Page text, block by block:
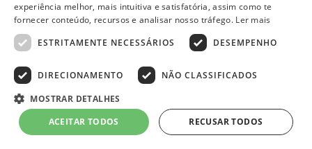
experiência melhor, mais intuitiva e satisfatória, assim como te
fornecer conteúdo, recursos e analisar nosso tráfego. Ler mais
ESTRITAMENTE NECESSÁRIOS
DESEMPENHO
DIRECIONAMENTO NÃO CLASSIFICADOS
MOSTRAR DETALHES
ACEITAR TODOS
RECUSAR TODOS